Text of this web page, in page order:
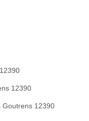
12390
Goutrens 12390